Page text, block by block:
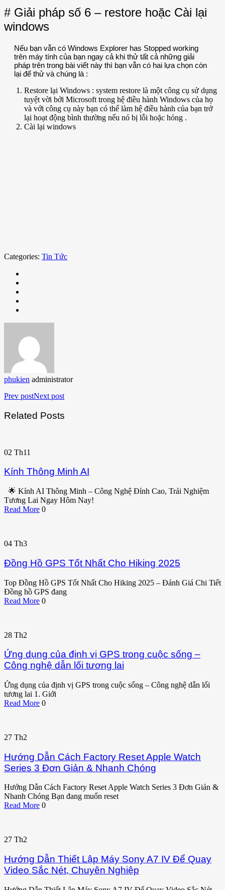
# Giải pháp số 6 – restore hoặc Cài lại
windows
Nếu bạn vẫn có Windows Explorer has Stopped working
trên máy tính của bạn ngay cả khi thử tất cả những giải
pháp trên trong bài viết này thì bạn vẫn có hai lựa chọn còn
lại để thử và chúng là :
Restore lại Windows : system restore là một công cụ sử dụng
tuyệt vời bởi Microsoft trong hệ điều hành Windows của họ
và với công cụ này bạn có thể làm hệ điều hành của bạn trở
lại hoạt động bình thường nếu nó bị lỗi hoặc hỏng .
Cài lại windows
Categories: Tin Tức
phukien administrator
Prev postNext post
Related Posts
02 Th11
Kính Thông Minh AI
🌟 Kính AI Thông Minh – Công Nghệ Đỉnh Cao, Trải Nghiệm
Tương Lai Ngay Hôm Nay!
Read More 0
04 Th3
Đồng Hồ GPS Tốt Nhất Cho Hiking 2025
Top Đồng Hồ GPS Tốt Nhất Cho Hiking 2025 – Đánh Giá Chi Tiết
Đồng hồ GPS đang
Read More 0
28 Th2
Ứng dụng của định vị GPS trong cuộc sống –
Công nghệ dẫn lối tương lai
Ứng dụng của định vị GPS trong cuộc sống – Công nghệ dẫn lối
tương lai 1. Giới
Read More 0
27 Th2
Hướng Dẫn Cách Factory Reset Apple Watch
Series 3 Đơn Giản & Nhanh Chóng
Hướng Dẫn Cách Factory Reset Apple Watch Series 3 Đơn Giản &
Nhanh Chóng Bạn đang muốn reset
Read More 0
27 Th2
Hướng Dẫn Thiết Lập Máy Sony A7 IV Để Quay
Video Sắc Nét, Chuyên Nghiệp